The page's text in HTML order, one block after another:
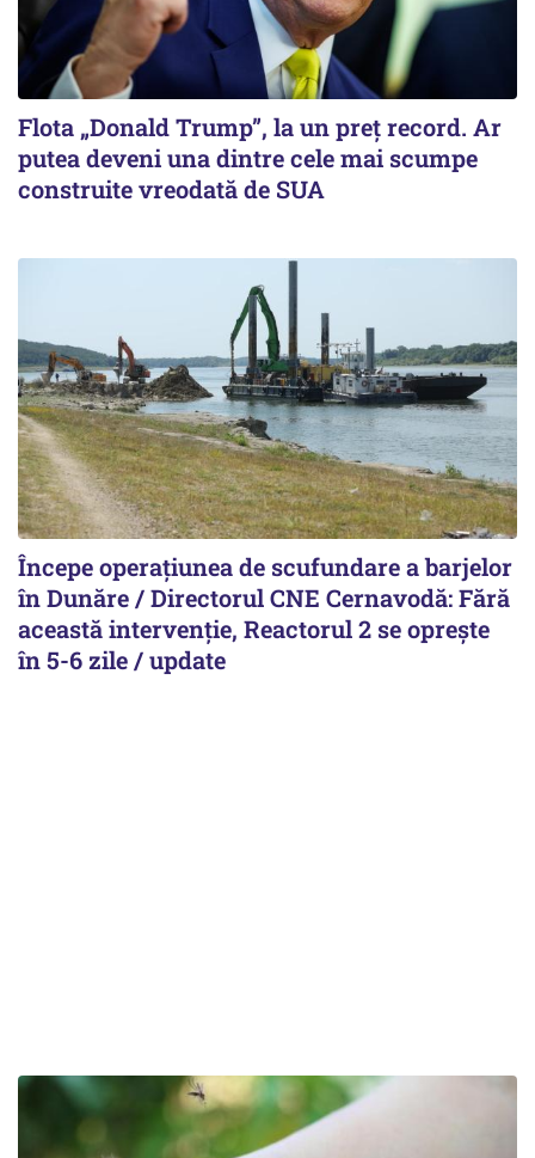
Flota „Donald Trump”, la un preț record. Ar
putea deveni una dintre cele mai scumpe
construite vreodată de SUA
Începe operațiunea de scufundare a barjelor
în Dunăre / Directorul CNE Cernavodă: Fără
această intervenție, Reactorul 2 se oprește
în 5-6 zile / update